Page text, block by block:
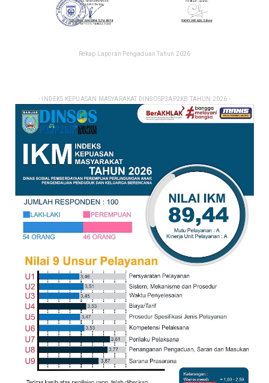
Rekap Laporan Pengaduan Tahun 2026
- INDEKS KEPUASAN MASYARAKAT DINSOSP3AP2KB TAHUN 2026 -